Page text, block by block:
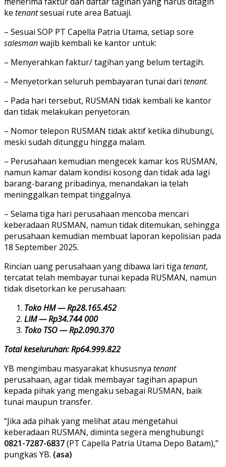
ke tenantsesuai rute area Batuaji.
– Sesuai SOP PT Capella Patria Utama, setiap sore
salesmanwajib kembali ke kantor untuk:
– Menyerahkan faktur/ tagihan yang belum tertagih.
– Menyetorkan seluruh pembayaran tunai dari tenant.
– Pada hari tersebut, RUSMAN tidak kembali ke kantor
dan tidak melakukan penyetoran.
– Nomor telepon RUSMAN tidak aktif ketika dihubungi,
meski sudah ditunggu hingga malam.
– Perusahaan kemudian mengecek kamar kos RUSMAN,
namun kamar dalam kondisi kosong dan tidak ada lagi
barang-barang pribadinya, menandakan ia telah
meninggalkan tempat tinggalnya.
– Selama tiga hari perusahaan mencoba mencari
keberadaan RUSMAN, namun tidak ditemukan, sehingga
perusahaan kemudian membuat laporan kepolisian pada
18 September 2025.
Rincian uang perusahaan yang dibawa lari tiga tenant,
tercatat telah membayar tunai kepada RUSMAN, namun
tidak disetorkan ke perusahaan:
Toko HM — Rp28.165.452
LIM — Rp34.744 000
Toko TSO — Rp2.090.370
Total keseluruhan: Rp64.999.822
YB mengimbau masyarakat khususnya tenant
perusahaan, agar tidak membayar tagihan apapun
kepada pihak yang mengaku sebagai RUSMAN, baik
tunai maupun transfer.
“Jika ada pihak yang melihat atau mengetahui
keberadaan RUSMAN, diminta segera menghubungi:
0821-7287-6837(PT Capella Patria Utama Depo Batam),”
pungkas YB. (asa)